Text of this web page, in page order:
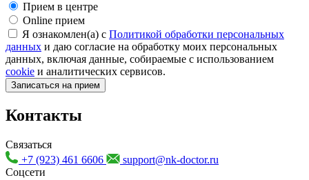
Прием в центре
Online прием
Я ознакомлен(а) с Политикой обработки персональных
данных и даю согласие на обработку моих персональных
данных, включая данные, собираемые с использованием
cookie и аналитических сервисов.
Записаться на прием
Контакты
Связаться
+7 (923) 461 6606
support@nk-doctor.ru
Соцсети